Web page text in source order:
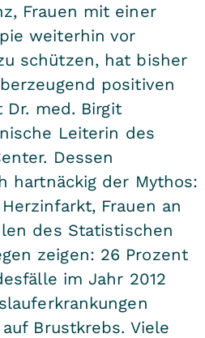
Frauen mit einer
weiterhin vor
schützen, hat bisher
positiven
Dr. med. Birgit
Leiterin des
Dessen
hartnäckig der Mythos:
Frauen an
des Statistischen
zeigen: 26 Prozent
im Jahr 2012
Brustkrebs. Viele